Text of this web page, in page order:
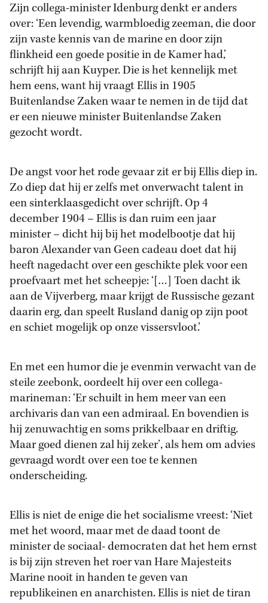
Zijn collega-minister Idenburg denkt er anders
over: ‘Een levendig, warmbloedig zeeman, die door
zijn vaste kennis van de marine en door zijn
flinkheid een goede positie in de Kamer had,’
schrijft hij aan Kuyper. Die is het kennelijk met
hem eens, want hij vraagt Ellis in 1905
Buitenlandse Zaken waar te nemen in de tijd dat
er een nieuwe minister Buitenlandse Zaken
gezocht wordt.
De angst voor het rode gevaar zit er bij Ellis diep in.
Zo diep dat hij er zelfs met onverwacht talent in
een sinterklaasgedicht over schrijft. Op 4
december 1904 – Ellis is dan ruim een jaar
minister – dicht hij bij het modelbootje dat hij
baron Alexander van Geen cadeau doet dat hij
heeft nagedacht over een geschikte plek voor een
proefvaart met het scheepje: ‘[…] Toen dacht ik
aan de Vijverberg, maar krijgt de Russische gezant
daarin erg, dan speelt Rusland danig op zijn poot
en schiet mogelijk op onze vissersvloot.’
En met een humor die je evenmin verwacht van de
steile zeebonk, oordeelt hij over een collega-
marineman: ‘Er schuilt in hem meer van een
archivaris dan van een admiraal. En bovendien is
hij zenuwachtig en soms prikkelbaar en driftig.
Maar goed dienen zal hij zeker’, als hem om advies
gevraagd wordt over een toe te kennen
onderscheiding.
Ellis is niet de enige die het socialisme vreest: ‘Niet
met het woord, maar met de daad toont de
minister de sociaal- democraten dat het hem ernst
is bij zijn streven het roer van Hare Majesteits
Marine nooit in handen te geven van
republikeinen en anarchisten. Ellis is niet de tiran